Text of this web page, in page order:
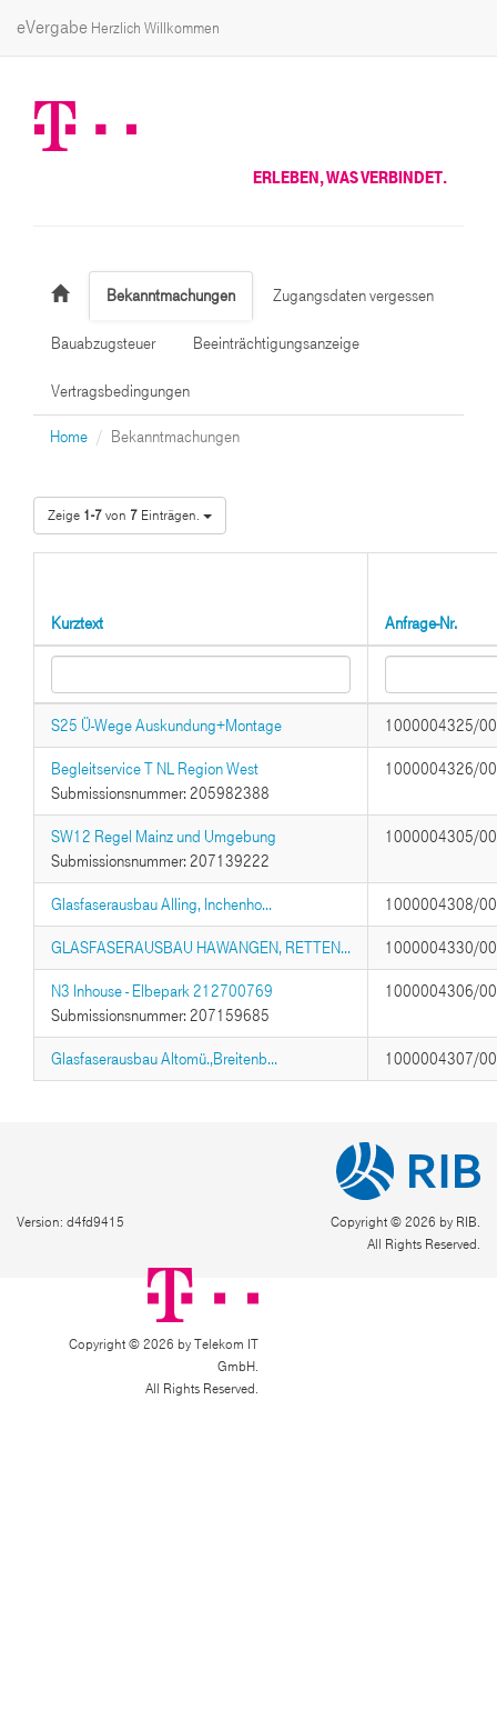
eVergabe Herzlich Willkommen
ERLEBEN, WAS VERBINDET.
Bekanntmachungen Zugangsdaten vergessen
Bauabzugsteuer Beeinträchtigungsanzeige
Vertragsbedingungen
Home Bekanntmachungen
Zeige 1-7von 7 Einträgen.
Kurztext Anfrage-Nr.
S25 Ü-Wege Auskundung+Montage 1000004325/
Begleitservice T NL Region West
Submissionsnummer: 205982388
1000004326/
SW12 Regel Mainz und Umgebung
Submissionsnummer: 207139222
1000004305/
Glasfaserausbau Alling, Inchenho... 1000004308/
GLASFASERAUSBAU HAWANGEN, RETTEN... 1000004330/
N3 Inhouse - Elbepark 212700769
Submissionsnummer: 207159685
1000004306/
Glasfaserausbau Altomü.,Breitenb... 1000004307/
Version: d4fd9415
Copyright © 2026 by RIB.
All Rights Reserved.
Copyright © 2026 by Telekom IT
GmbH.
All Rights Reserved.